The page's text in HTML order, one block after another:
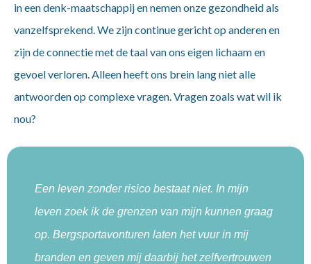
in een denk-maatschappij en nemen onze gezondheid als
vanzelfsprekend. We zijn continue gericht op anderen en
zijn de connectie met de taal van ons eigen lichaam en
gevoel verloren. Alleen heeft ons brein lang niet alle
antwoorden op complexe vragen. Vragen zoals wat wil ik
nou?
Een leven zonder risico bestaat niet. In mijn
leven zoek ik de grenzen van mijn kunnen graag
op. Bergsportavonturen laten het vuur in mij
branden en geven mij daarbij het zelfvertrouwen